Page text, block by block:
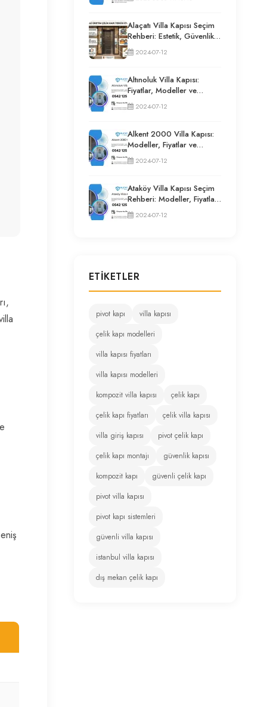
Rehberi
Alaçatı Villa Kapısı Seçim
Rehberi: Estetik, Güvenlik
ve Püf Noktaları
2024-07-12
Altınoluk Villa Kapısı:
Fiyatlar, Modeller ve
Uzman Seçim Rehberi
2024-07-12
Alkent 2000 Villa Kapısı:
Modeller, Fiyatlar ve
Uzman Seçim Rehberi
2024-07-12
Ataköy Villa Kapısı Seçim
Rehberi: Modeller, Fiyatlar
ve Uzman Tavsiyeleri
2024-07-12
ETIKETLER
pivot kapı
villa kapısı
çelik kapı modelleri
villa kapısı fiyatları
villa kapısı modelleri
kompozit villa kapısı
çelik kapı
çelik kapı fiyatları
çelik villa kapısı
villa giriş kapısı
pivot çelik kapı
çelik kapı montajı
güvenlik kapısı
kompozit kapı
güvenli çelik kapı
pivot villa kapısı
pivot kapı sistemleri
güvenli villa kapısı
istanbul villa kapısı
dış mekan çelik kapı